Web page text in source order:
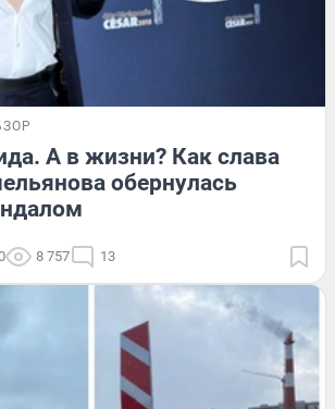
А в жизни? Как слава
обернулась
8 757 13